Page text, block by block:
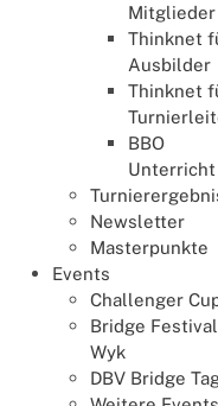
Mitglieder
Thinknet
Ausbilder
Thinknet
BBO
Unterricht
Newsletter
Masterpunkte
Events
Challenger
Bridge Festival
Wyk
DBV Bridge
Die Bundesliga wurde
Es spielten je 10
und Süd. Gespielt
je 32 Boards´an
Teams. Danach
Boards um den
Ab 1994 wurde die
ausgetragen, die
und die zweite
Staffeln Nord und
Runden je 32
Ab 1995 wurde die
erstmals mit
erste Bundesliga